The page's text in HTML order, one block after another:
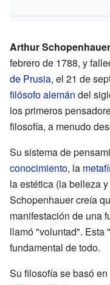
Arthur Schopenhauer
febrero de 1788, y
de Prusia, el 21 de
filósofoalemán del
los primeros
filosofía, a menudo
Su sistema de
conocimiento, la
la estética (la belleza
Schopenhauer creía
manifestación de una
llamó "voluntad". Esta
fundamental de todo.
Su filosofía se basó